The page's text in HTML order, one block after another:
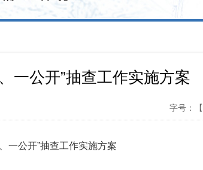
一公开”抽查工作实施方案
字号：【
一公开”抽查工作实施方案